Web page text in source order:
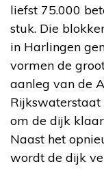
liefst 75.000
stuk. Die
in Harlingen
vormen de
aanleg van de
om de dijk
Naast het
wordt de dijk